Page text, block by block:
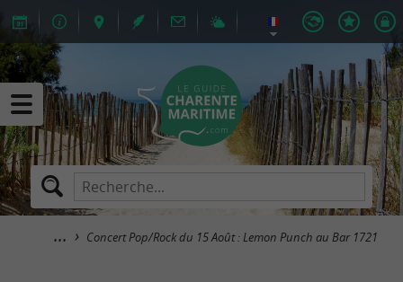
Concert Pop/Rock du 15 Août : Lemon Punch au Bar 1721